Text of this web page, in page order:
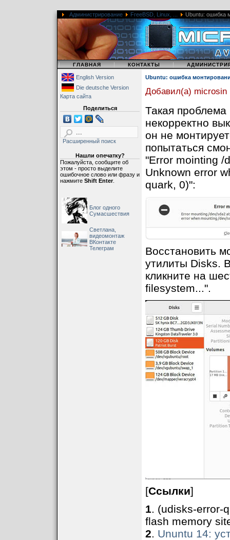
Администрирование FreeBSD, Linux, ... Ubuntu: ошибка
| ГЛАВНАЯ | КОНТАКТЫ |
English Version
Die deutsche Version
Карта сайта
Поделиться
Расширенный поиск
Нашли опечатку?
Пожалуйста, сообщите об
этом - просто выделите
ошибочное слово или фразу и
нажмите Shift Enter.
Блог одного
Сумасшествия
Светлана,
видеомонтаж
ВКонтакте
Телеграм
Ubuntu: ошибка
Добавил(а) microsin
Такая
некорректно
он не
попытаться
"Error mointing /
Unknown error
quark, 0)":
Восстановить
утилиты Disks.
кликните на
filesystem...".
[Ссылки]
1. (udisks-error-
flash memory
2. Ununtu 14: